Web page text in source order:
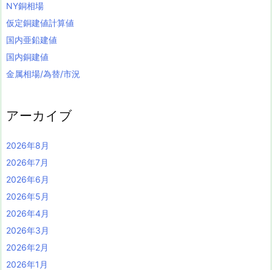
NY銅相場
仮定銅建値計算値
国内亜鉛建値
国内銅建値
金属相場/為替/市況
アーカイブ
2026年8月
2026年7月
2026年6月
2026年5月
2026年4月
2026年3月
2026年2月
2026年1月